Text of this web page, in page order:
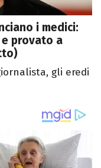
i medici:
provato a
gli eredi